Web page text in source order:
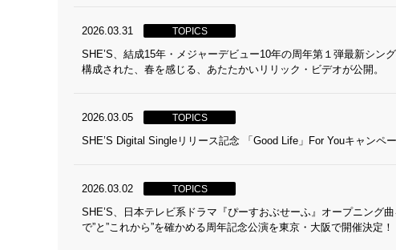
2026.03.31 TOPICS
SHE’S、結成15年・メジャーデビュー10年の周年第１弾最新シン
構成された、春を感じる、あたたかいリリック・ビデオが公開。
2026.03.05 TOPICS
SHE’S Digital Singleリリース記念 「Good Life」For Youキャンペ
2026.03.02 TOPICS
SHE’S、日本テレビ系ドラマ『ぴーすおぶせーふ』オープニング
で”と”これから”を確かめる周年記念公演を東京・大阪で開催決定！